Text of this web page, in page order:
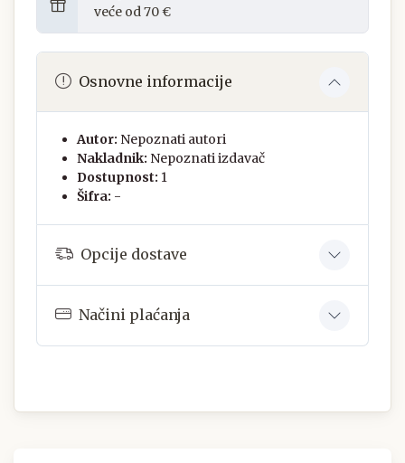
veće od 70 €
Osnovne informacije
Autor: Nepoznati autori
Nakladnik: Nepoznati izdavač
Dostupnost: 1
Šifra: -
Opcije dostave
Načini plaćanja